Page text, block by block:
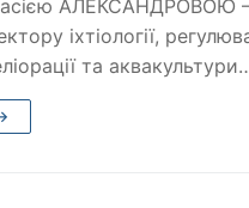
АЛЕКСАНДРОВОЮ
іхтіології,
та